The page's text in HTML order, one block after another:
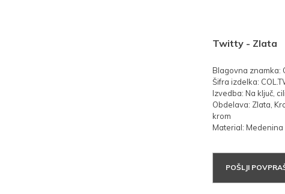
Twitty - Zlata
Blagovna znamka:
Šifra izdelka:
Izvedba: Na ključ,
Obdelava: Zlata,
krom
Material: Medenina
POŠLJI